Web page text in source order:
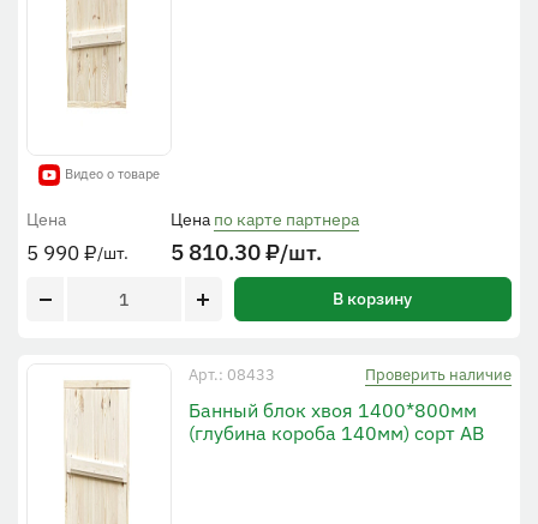
Видео о товаре
Цена
5 990₽/шт.
Цена по карте партнера
5 810.30₽/шт.
В корзину
Арт.: 08433 Проверить наличие
Банный блок хвоя 1400*800мм
(глубина короба 140мм) сорт АВ